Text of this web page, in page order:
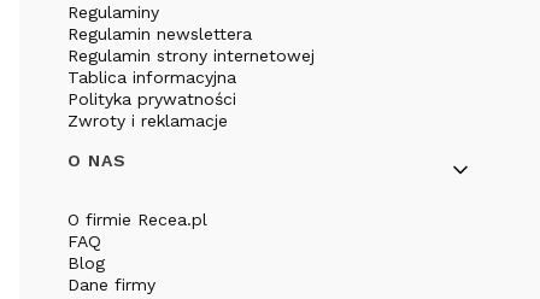
Regulaminy
Regulamin newslettera
Regulamin strony internetowej
Tablica informacyjna
Polityka prywatności
Zwroty i reklamacje
O NAS
O firmie Recea.pl
FAQ
Blog
Dane firmy